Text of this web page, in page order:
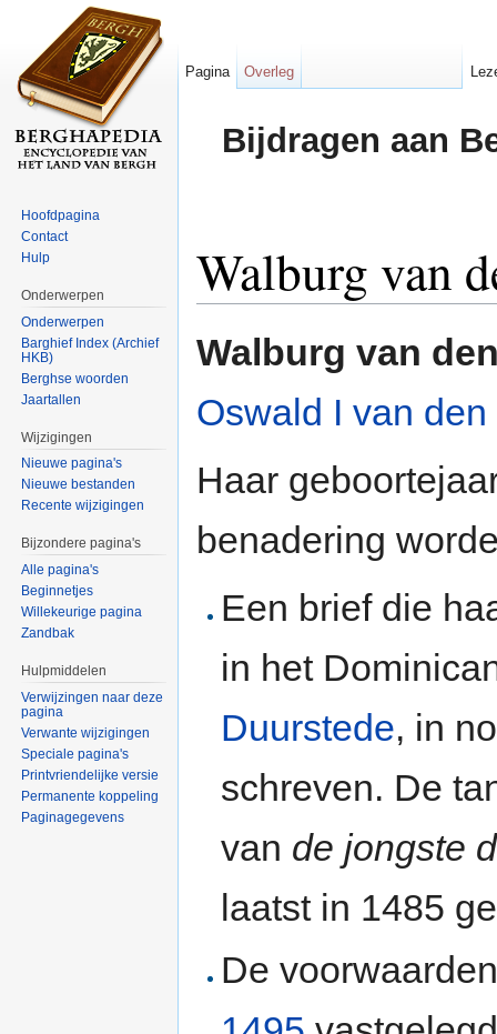
Bijdragen aan
Walburg van
Walburg van
Oswald I van
Haar
benadering
Een brief die
in het
Duurstede, in
schreven. De
van de jongste
laatst in 1485
De
Pagina Overleg
Hoofdpagina
Contact
Hulp
Onderwerpen
Onderwerpen
Barghief Index (Archief
HKB)
Berghse woorden
Jaartallen
Wijzigingen
Nieuwe pagina's
Nieuwe bestanden
Recente wijzigingen
Bijzondere pagina's
Alle pagina's
Beginnetjes
Willekeurige pagina
Zandbak
Hulpmiddelen
Verwijzingen naar deze
pagina
Verwante wijzigingen
Speciale pagina's
Printvriendelijke versie
Permanente koppeling
Paginagegevens